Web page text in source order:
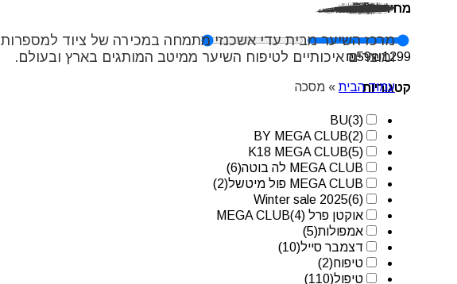
מרכז השיער מבית עדי אשכנזי מתמחה במכירה של ציוד למספרות
ומוצרים איכותיים לטיפוח השיער ממיטב המותגים בארץ ובעולם.
עמוד הבית » מסכה
מחיר
₪59₪1299
קטגוריות
BU(3)
BY MEGA CLUB(2)
K18 MEGA CLUB(5)
MEGA CLUB לה בוטה
(6)
MEGA CLUB פול מיטשל
(2)
Winter sale 2025(6)
אוקטן פרל MEGA CLUB (4)
אמפולות(5)
דצמבר סייל(10)
טיפוח(2)
טיפול(110)